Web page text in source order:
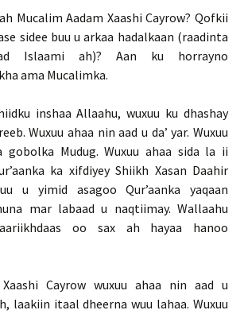
Mucalim Aadam Xaashi Cayrow? Qofkii
sidee buu u arkaa hadalkaan (raadinta
Islaami ah)? Aan ku horrayno
ama Mucalimka.
inshaa Allaahu, wuxuu ku dhashay
Wuxuu ahaa nin aad u da’ yar. Wuxuu
gobolka Mudug. Wuxuu ahaa sida la ii
ka xifdiyey Shiikh Xasan Daahir
u yimid asagoo Qur’aanka yaqaan
mar labaad u naqtiimay. Wallaahu
oo sax ah hayaa hanoo
Cayrow wuxuu ahaa nin aad u
laakiin itaal dheerna wuu lahaa. Wuxuu